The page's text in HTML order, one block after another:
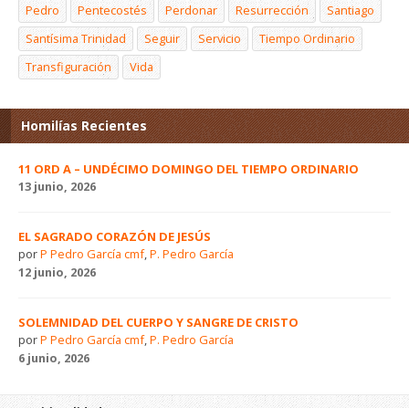
Pedro
Pentecostés Perdonar Resurrección
Santiago
Santísima Trinidad
Seguir Servicio
Tiempo Ordinario
Transfiguración
Vida
Homilías Recientes
11 ORD A – UNDÉCIMO DOMINGO DEL TIEMPO ORDINARIO
13 junio, 2026
EL SAGRADO CORAZÓN DE JESÚS
porP Pedro García cmf,P. Pedro García
12 junio, 2026
SOLEMNIDAD DEL CUERPO Y SANGRE DE CRISTO
porP Pedro García cmf,P. Pedro García
6 junio, 2026